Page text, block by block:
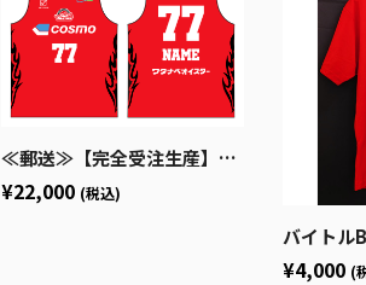
≪郵送≫【完全受注生産】オーセンティックユニフォーム（2026-27シーズン）
¥22,000 (税込)
バイトルB3サンクスオールスタ
¥4,000 (